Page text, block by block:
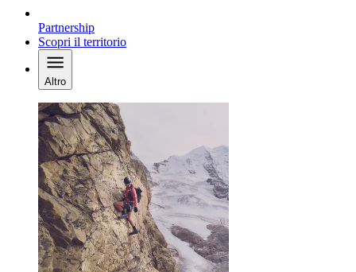
Partnership
Scopri il territorio
Altro